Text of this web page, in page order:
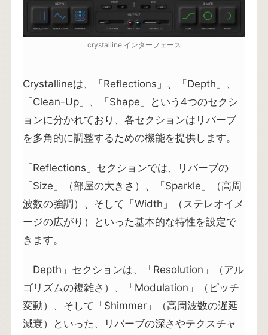
crystalline インターフェース
Crystallineは、「Reflections」、「Depth」、
「Clean-Up」、「Shape」という4つのセクシ
ョンに分かれており、各セクションはリバーブ
を多角的に調整するための機能を提供します。
「Reflections」セクションでは、リバーブの
「Size」（部屋の大きさ）、「Sparkle」（高周
波数の強調）、そして「Width」（ステレオイメ
ージの広がり）といった基本的な特性を設定で
きます。
「Depth」セクションは、「Resolution」（アル
ゴリズムの複雑さ）、「Modulation」（ピッチ
変動）、そして「Shimmer」（高周波数の遅延
減衰）といった、リバーブの深さやテクスチャ